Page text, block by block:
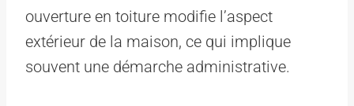
ouverture en toiture modifie l’aspect
extérieur de la maison, ce qui implique
souvent une démarche administrative.